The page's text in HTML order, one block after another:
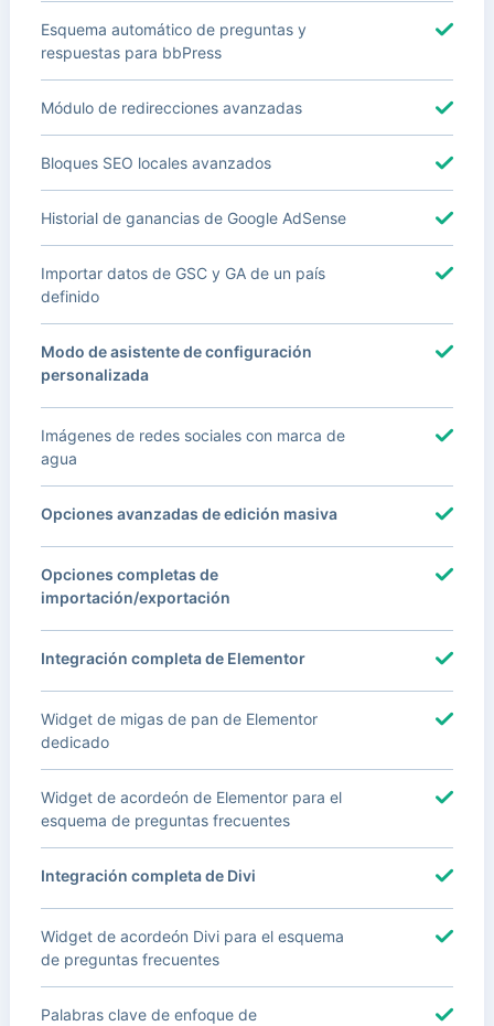
Esquema automático de preguntas y
respuestas para bbPress
Módulo de redirecciones avanzadas
Bloques SEO locales avanzados
Historial de ganancias de Google AdSense
Importar datos de GSC y GA de un país
definido
Modo de asistente de configuración
personalizada
Imágenes de redes sociales con marca de
agua
Opciones avanzadas de edición masiva
Opciones completas de
importación/exportación
Integración completa de Elementor
Widget de migas de pan de Elementor
dedicado
Widget de acordeón de Elementor para el
esquema de preguntas frecuentes
Integración completa de Divi
Widget de acordeón Divi para el esquema
de preguntas frecuentes
Palabras clave de enfoque de